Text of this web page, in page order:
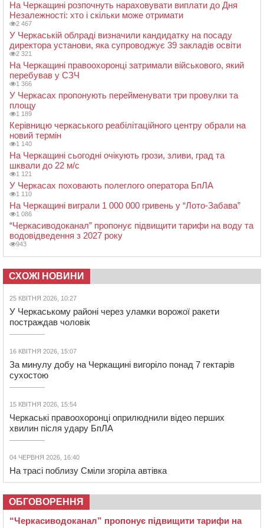
На Черкащині розпочнуть нараховувати виплати до Дня
Незалежності: хто і скільки може отримати
2 467
У Черкаській облраді визначили кандидатку на посаду
директора установи, яка супроводжує 39 закладів освіти
2 321
На Черкащині правоохоронці затримали військового, який
перебував у СЗЧ
1 366
У Черкасах пропонують перейменувати три провулки та
площу
1 189
Керівницю черкаського реабілітаційного центру обрали на
новий термін
1 140
На Черкащині сьогодні очікують грози, зливи, град та
шквали до 22 м/с
1 121
У Черкасах поховають полеглого оператора БпЛА
1 110
На Черкащині виграли 1 000 000 гривень у “Лото-Забава”
1 086
“Черкасиводоканал” пропонує підвищити тарифи на воду та
водовідведення з 2027 року
943
СХОЖІ НОВИНИ
25 КВІТНЯ 2026, 10:27
У Черкаському районі через уламки ворожої ракети
постраждав чоловік
16 КВІТНЯ 2026, 15:07
За минулу добу на Черкащині вигоріло понад 7 гектарів
сухостою
15 КВІТНЯ 2026, 15:54
Черкаські правоохоронці оприлюднили відео перших
хвилин після удару БпЛА
04 ЧЕРВНЯ 2026, 16:40
На трасі поблизу Сміли згоріла автівка
ОБГОВОРЕННЯ
“Черкасиводоканал” пропонує підвищити тарифи на